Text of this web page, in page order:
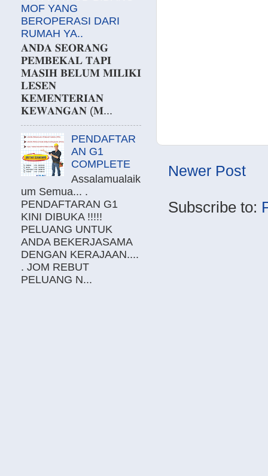
Newer Post
Subscribe to:
MOF YANG
BEROPERASI DARI
RUMAH YA..
𝐀𝐍𝐃𝐀 𝐒𝐄𝐎𝐑𝐀𝐍𝐆
𝐏𝐄𝐌𝐁𝐄𝐊𝐀𝐋 𝐓𝐀𝐏𝐈
𝐌𝐀𝐒𝐈𝐇 𝐁𝐄𝐋𝐔𝐌 𝐌𝐈𝐋𝐈𝐊𝐈
𝐋𝐄𝐒𝐄𝐍
𝐊𝐄𝐌𝐄𝐍𝐓𝐄𝐑𝐈𝐀𝐍
𝐊𝐄𝐖𝐀𝐍𝐆𝐀𝐍 (𝐌...
PENDAFTAR
AN G1
COMPLETE
Assalamualaik
um Semua... .
PENDAFTARAN G1
KINI DIBUKA !!!!!
PELUANG UNTUK
ANDA BEKERJASAMA
DENGAN KERAJAAN....
. JOM REBUT
PELUANG N...